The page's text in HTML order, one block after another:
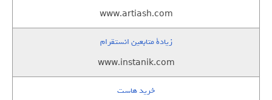
www.artiash.com
زيادة متابعين انستقرام
www.instanik.com
خرید هاست